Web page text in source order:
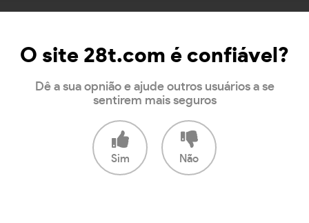
O site 28t.com é confiável?
Dê a sua opnião e ajude outros usuários a se
sentirem mais seguros
Sim Não